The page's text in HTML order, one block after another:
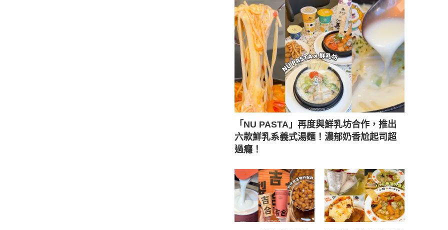
「NU PASTA」再度與鮮乳坊合作，推出
六款鮮乳系義式湯麵！濃郁奶香尬起司超
過癮！